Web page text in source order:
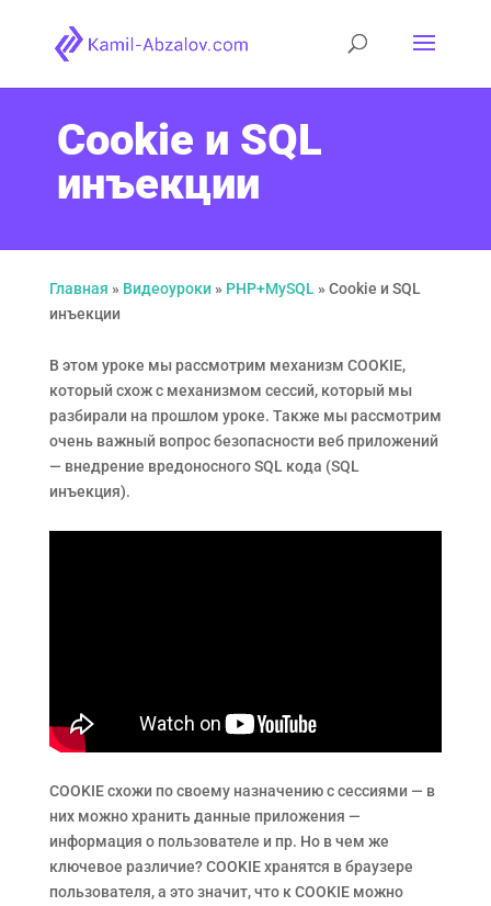
Cookie и SQL
инъекции
Главная » Видеоуроки » PHP+MySQL » Cookie и SQL
инъекции
В этом уроке мы рассмотрим механизм COOKIE,
который схож с механизмом сессий, который мы
разбирали на прошлом уроке. Также мы рассмотрим
очень важный вопрос безопасности веб приложений
— внедрение вредоносного SQL кода (SQL
инъекция).
COOKIE схожи по своему назначению с сессиями — в
них можно хранить данные приложения —
информация о пользователе и пр. Но в чем же
ключевое различие? COOKIE хранятся в браузере
пользователя, а это значит, что к COOKIE можно